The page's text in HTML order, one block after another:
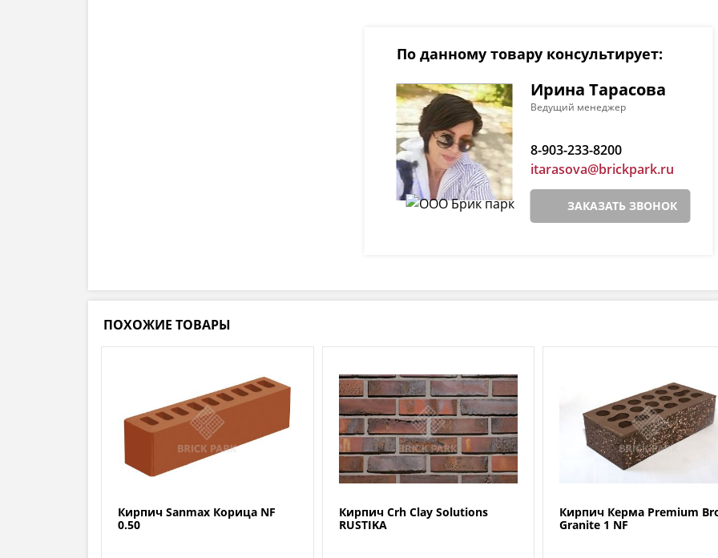
По данному товару консультирует:
Ирина Тарасова
Ведущий менеджер
8-903-233-8200
itarasova@brickpark.ru
ЗАКАЗАТЬ ЗВОНОК
ПОХОЖИЕ ТОВАРЫ
Кирпич Sanmax Корица NF
0.50
Кирпич Crh Clay Solutions
RUSTIKA
Кирпич Керма Premium
Granite 1 NF